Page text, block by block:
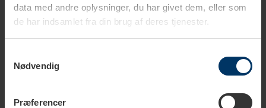
data med andre oplysninger, du har givet dem, eller som
de har indsamlet fra din brug af deres tjenester.
Nødvendig
Præferencer
Rigtig Kaffe Mixpakke 2,5kg Hele kaffebønner
649,95 DKK